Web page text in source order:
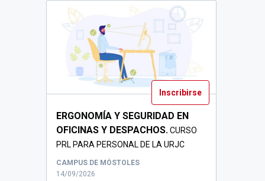
Inscribirse
ERGONOMÍA Y SEGURIDAD EN
OFICINAS Y DESPACHOS.CURSO
PRL PARA PERSONAL DE LA URJC
CURSO DE 4 HORAS DE D...
CAMPUS DE MÓSTOLES
14/09/2026